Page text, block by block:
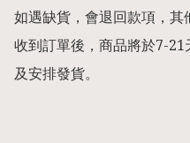
如遇缺貨，會退回款項，其
收到訂單後，商品將於7-
及安排發貨。